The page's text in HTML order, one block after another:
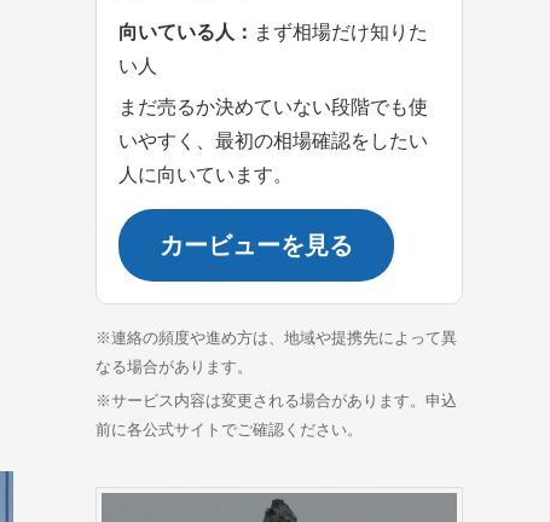
向いている人： まず相場だけ知りた
い人
まだ売るか決めていない段階でも使
いやすく、最初の相場確認をしたい
人に向いています。
カービューを見る
※連絡の頻度や進め方は、地域や提携先によって異
なる場合があります。
※サービス内容は変更される場合があります。申込
前に各公式サイトでご確認ください。